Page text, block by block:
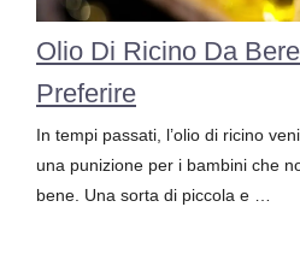
Olio Di Ricino Da
Preferire
In tempi passati, l’olio di ricino
una punizione per i bambini che
bene. Una sorta di piccola e …